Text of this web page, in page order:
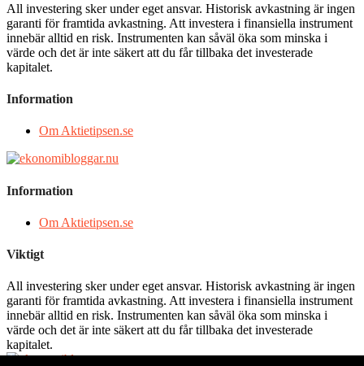
All investering sker under eget ansvar. Historisk avkastning är ingen
garanti för framtida avkastning. Att investera i finansiella instrument
innebär alltid en risk. Instrumenten kan såväl öka som minska i
värde och det är inte säkert att du får tillbaka det investerade
kapitalet.
Information
Om Aktietipsen.se
Information
Om Aktietipsen.se
Viktigt
All investering sker under eget ansvar. Historisk avkastning är ingen
garanti för framtida avkastning. Att investera i finansiella instrument
innebär alltid en risk. Instrumenten kan såväl öka som minska i
värde och det är inte säkert att du får tillbaka det investerade
kapitalet.